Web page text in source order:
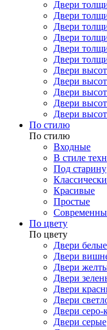
Двери
Двери
Двери
Двери
Двери
Двери
Двери
Двери
Двери
Двери
Двери
По стилю
По стилю
Входные
В стиле
Под старину
Красивые
Простые
По цвету
По цвету
Двери белые
Двери
Двери
Двери
Двери
Двери
Двери серо-
Двери серые